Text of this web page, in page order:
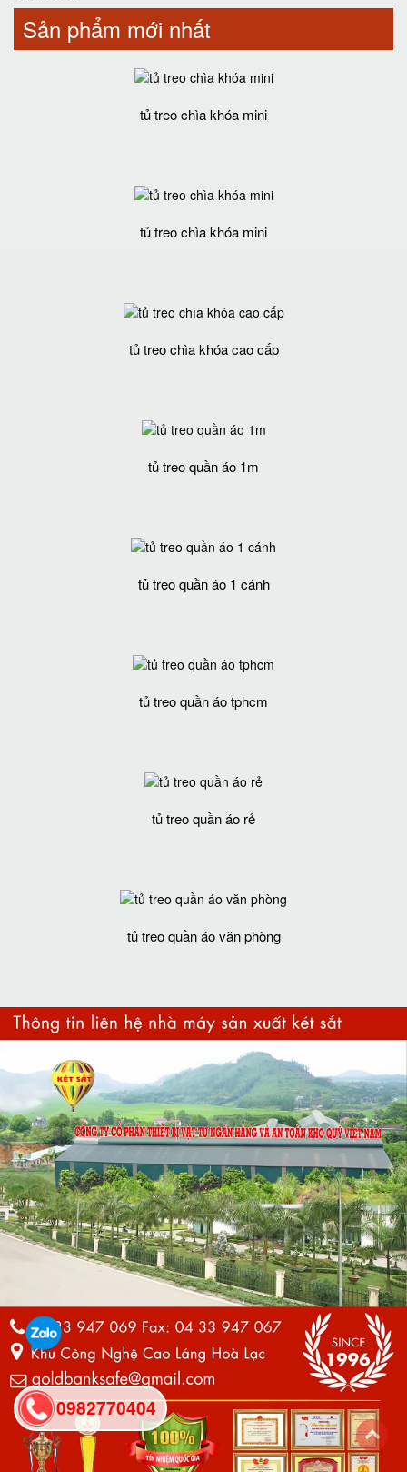
Sản phẩm mới nhất
tủ treo chìa khóa mini
tủ treo chìa khóa mini
tủ treo chìa khóa cao cấp
tủ treo quần áo 1m
tủ treo quần áo 1 cánh
tủ treo quần áo tphcm
tủ treo quần áo rẻ
tủ treo quần áo văn phòng
0982770404
back